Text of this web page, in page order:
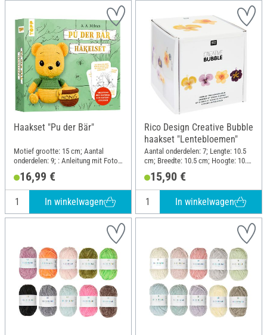
Haakset "Pu der Bär"
Motief grootte: 15 cm; Aantal
onderdelen: 9; : Anleitung mit Fotos
Häkelnadel, Füllwatte, Karten mit
Zitaten; Lengte: 18 cm; Breedte: 16
cm; Hoogte: 5 cm; Materiaal:
Papier, Katoen, Polyacryl (PAN),
Polyester (PES)
16,99 €
In winkelwagen
Rico Design Creative Bubble
haakset "Lentebloemen"
Aantal onderdelen: 7; Lengte: 10.5
cm; Breedte: 10.5 cm; Hoogte: 10.5
Kunststof, Metaal, Papier
15,90 €
In winkelwagen